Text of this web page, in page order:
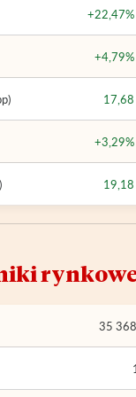
+22,47%
+4,79%
17,68
+3,29%
19,18
35